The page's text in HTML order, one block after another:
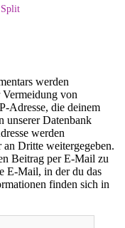
Split
werden
von
Adresse, die deinem
unserer Datenbank
werden
Dritte weitergegeben.
Beitrag per E-Mail zu
E-Mail, in der du das
finden sich in